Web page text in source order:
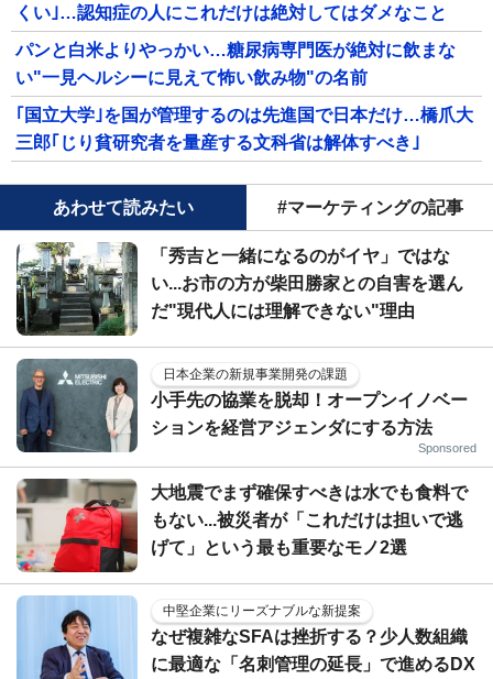
くい｣…認知症の人にこれだけは絶対してはダメなこと
パンと白米よりやっかい…糖尿病専門医が絶対に飲まな
い"一見ヘルシーに見えて怖い飲み物"の名前
｢国立大学｣を国が管理するのは先進国で日本だけ…橋爪大
三郎｢じり貧研究者を量産する文科省は解体すべき｣
あわせて読みたい #マーケティングの記事
「秀吉と一緒になるのがイヤ」ではな
い...お市の方が柴田勝家との自害を選ん
だ"現代人には理解できない"理由
日本企業の新規事業開発の課題
小手先の協業を脱却！オープンイノベー
ションを経営アジェンダにする方法
Sponsored
大地震でまず確保すべきは水でも食料で
もない...被災者が「これだけは担いで逃
げて」という最も重要なモノ2選
中堅企業にリーズナブルな新提案
なぜ複雑なSFAは挫折する？少人数組織
に最適な「名刺管理の延長」で進めるDX